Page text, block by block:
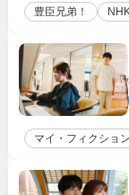
豊臣兄弟！
マイ・フィクション